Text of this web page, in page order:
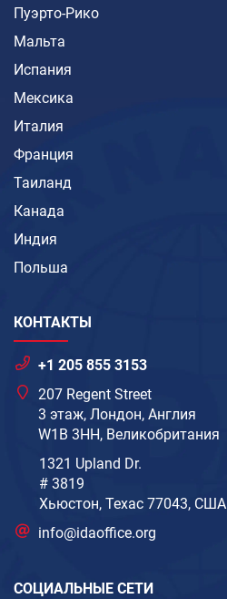
Пуэрто-Рико
Мальта
Испания
Мексика
Италия
Франция
Таиланд
Канада
Индия
Польша
КОНТАКТЫ
+1 205 855 3153
207 Regent Street
3 этаж, Лондон, Англия
W1B 3HH, Великобритания
1321 Upland Dr.
# 3819
Хьюстон, Техас 77043, США
info@idaoffice.org
СОЦИАЛЬНЫЕ СЕТИ